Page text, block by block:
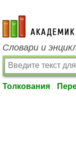
academic.ru
Словари и
Толкования